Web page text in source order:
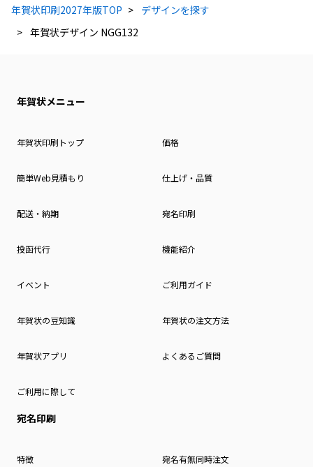
年賀状印刷2027年版TOP
デザインを探す
年賀状デザイン NGG132
年賀状メニュー
年賀状印刷トップ 価格
簡単Web見積もり 仕上げ・品質
配送・納期 宛名印刷
投函代行 機能紹介
イベント ご利用ガイド
年賀状の豆知識 年賀状の注文方法
年賀状アプリ よくあるご質問
ご利用に際して
宛名印刷
特徴 宛名有無同時注文